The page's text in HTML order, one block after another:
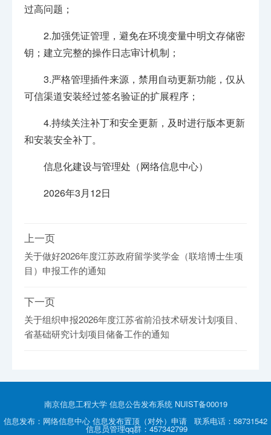
过高问题；
2.加强凭证管理，避免在环境变量中明文存储密
钥；建立完整的操作日志审计机制；
3.严格管理插件来源，禁用自动更新功能，仅从
可信渠道安装经过签名验证的扩展程序；
4.持续关注补丁和安全更新，及时进行版本更新
和安装安全补丁。
信息化建设与管理处（网络信息中心）
2026年3月12日
上一页
关于做好2026年度江苏政府留学奖学金（联培博士生项
目）申报工作的通知
下一页
关于组织申报2026年度江苏省前沿技术研发计划项目、
省基础研究计划项目储备工作的通知
南京信息工程大学 信息公告发布系统 NUIST备00019
信息发布：网络信息中心 信息发布置顶（对外）申请 联系电话：58731542
信息员管理qq群：457342799